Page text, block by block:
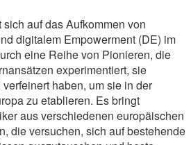
auf das Aufkommen von
digitalem Empowerment (DE) im
eine Reihe von Pionieren, die
experimentiert, sie
haben, um sie in der
zu etablieren. Es bringt
aus verschiedenen europäischen
die versuchen, sich auf bestehende